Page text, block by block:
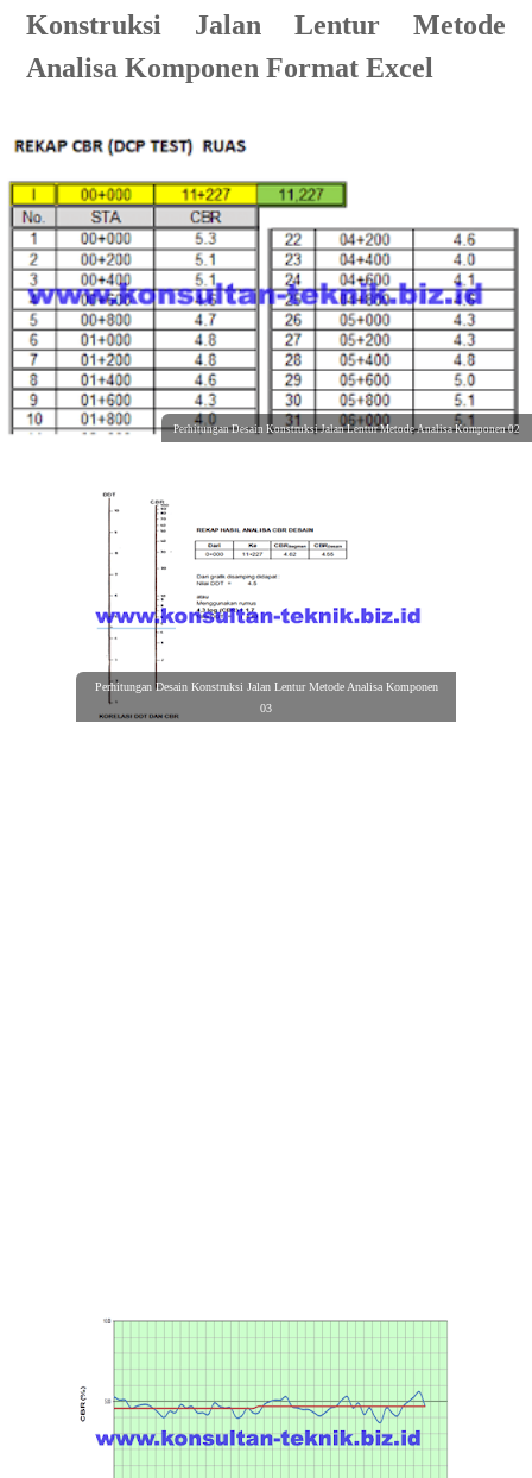
Konstruksi Jalan Lentur Metode
Analisa Komponen Format Excel
Perhitungan Desain Konstruksi Jalan Lentur Metode Analisa Komponen 02
Perhitungan Desain Konstruksi Jalan Lentur Metode Analisa Komponen
03